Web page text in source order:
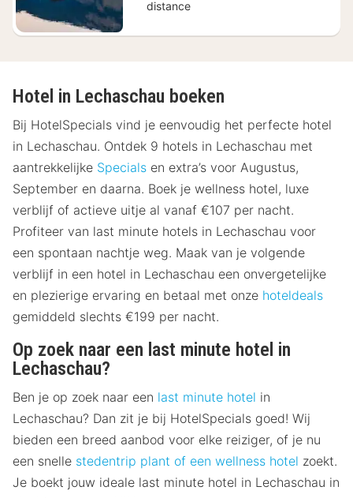
distance
Hotel in Lechaschau boeken
Bij HotelSpecials vind je eenvoudig het perfecte hotel
in Lechaschau. Ontdek 9 hotels in Lechaschau met
aantrekkelijke Specials en extra’s voor Augustus,
September en daarna. Boek je wellness hotel, luxe
verblijf of actieve uitje al vanaf €107 per nacht.
Profiteer van last minute hotels in Lechaschau voor
een spontaan nachtje weg. Maak van je volgende
verblijf in een hotel in Lechaschau een onvergetelijke
en plezierige ervaring en betaal met onze hoteldeals
gemiddeld slechts €199 per nacht.
Op zoek naar een last minute hotel in
Lechaschau?
Ben je op zoek naar een last minute hotel in
Lechaschau? Dan zit je bij HotelSpecials goed! Wij
bieden een breed aanbod voor elke reiziger, of je nu
een snelle stedentrip plant of een wellness hotel zoekt.
Je boekt jouw ideale last minute hotel in Lechaschau in